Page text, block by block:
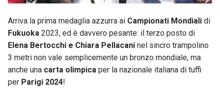
Arriva la prima medaglia azzurra ai Campionati Mondiali di
Fukuoka 2023, ed è davvero pesante: il terzo posto di
Elena Bertocchi e Chiara Pellacani nel sincro trampolino
3 metri non vale semplicemente un bronzo mondiale, ma
anche una carta olimpica per la nazionale italiana di tuffi
per Parigi 2024!